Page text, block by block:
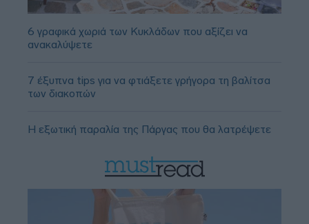
6 γραφικά χωριά των Κυκλάδων που αξίζει να
ανακαλύψετε
7 έξυπνα tips για να φτιάξετε γρήγορα τη βαλίτσα
των διακοπών
Η εξωτική παραλία της Πάργας που θα λατρέψετε